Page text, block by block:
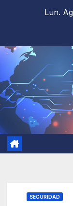
Lun.
SEGURIDAD